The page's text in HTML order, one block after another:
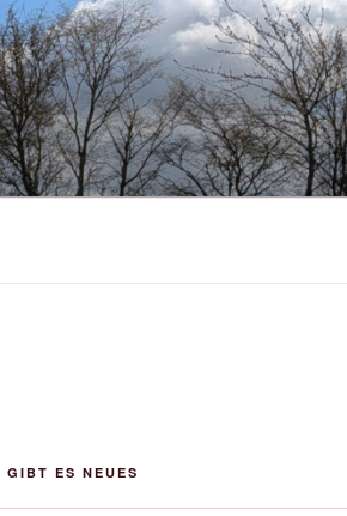
GIBT ES NEUES